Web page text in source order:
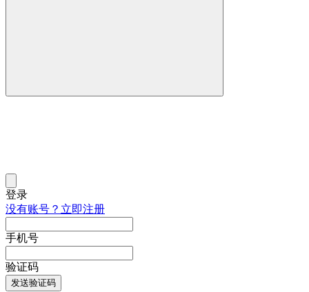
登录
没有账号？立即注册
手机号
验证码
发送验证码